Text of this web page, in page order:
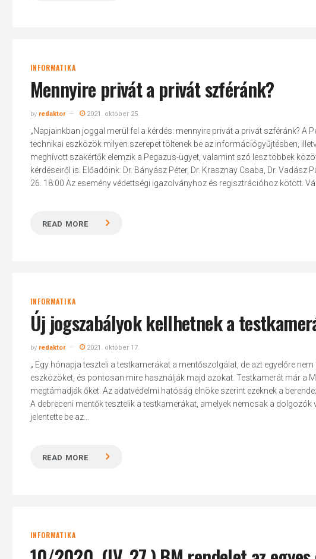
INFORMATIKA
Mennyire privát a privát szféránk?
by redaktor 2021. október 25.
„Napjainkban joggal merül fel a kérdés: mennyire privát a privát szféránk?
technikai eszközök milyen szerepet töltenek be az információgyűjtésben,
meghívott szakértők elemzik a Pegazus-ügyet, valamint szó lesz többek
kérdéseiről is. Előadóink: Dr. Bányász Péter, Dr. Krasznay Csaba, Dr.
26. 18:00 Az esemény védettségi igazolványhoz és regisztrációhoz kötött.
READ MORE
INFORMATIKA
Új jogszabályok kellhetnek a
by redaktor 2021. október 17.
„ Egy hónapja teszteli a testkamerákat a mentőszolgálat, de azt egyelőre
eszközöket, és pontosan mire használják majd azokat. Testkamerát már a
megtámadják őket. Az adatvédelmi hatóság elnöke szerint ezeknek a
A debreceni mentők tesztelik a testkamerákat, amelyek nemcsak a
jelentette be az...
READ MORE
INFORMATIKA